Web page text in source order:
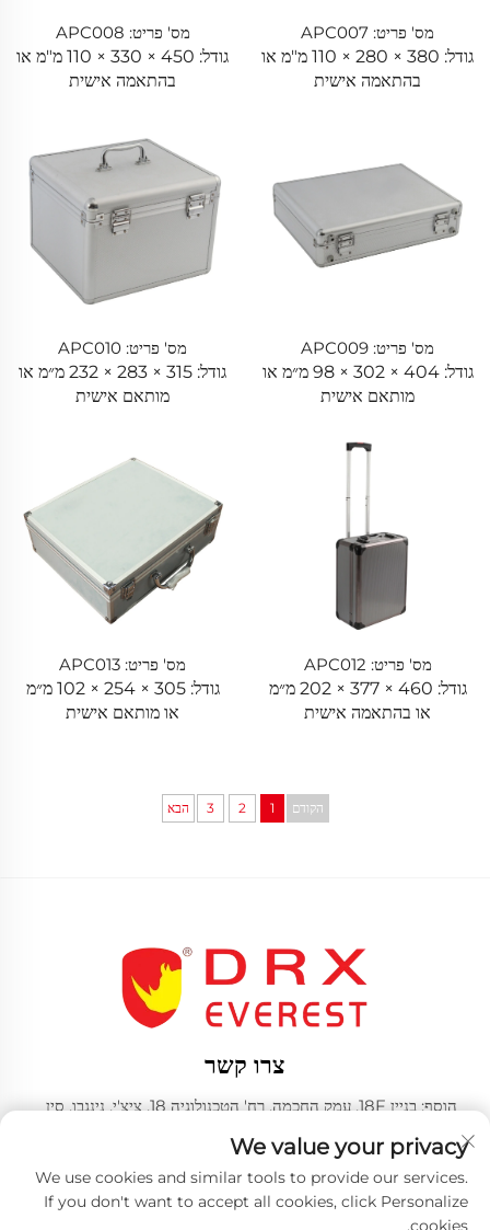
מס' פריט: APC007
גודל: 380 × 280 × 110 מ"מ או
בהתאמה אישית
מס' פריט: APC008
גודל: 450 × 330 × 110 מ"מ או
בהתאמה אישית
מס' פריט: APC009
גודל: 404 × 302 × 98 מ״מ או
מותאם אישית
מס' פריט: APC010
גודל: 315 × 283 × 232 מ״מ או
מותאם אישית
מס' פריט: APC012
גודל: 460 × 377 × 202 מ״מ
או בהתאמה אישית
מס' פריט: APC013
גודל: 305 × 254 × 102 מ״מ
או מותאם אישית
הקודם 1
2
3 הבא
צרו קשר
הוסף: בניין 18F, עמק החכמה, רח' הטכנולוגיה 18, ציצ'י, נינגבו, סין
טלפון:+86-574-23660321
אֶלֶקטרוֹנִי:[email protected]
We value your privacy
We use cookies and similar tools to provide our services.
If you don't want to accept all cookies, click Personalize
cookies.